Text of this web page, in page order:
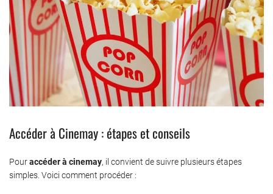
Accéder à Cinemay : étapes et conseils
Pouraccéder à cinemay, il convient de suivre plusieurs étapes
simples. Voici comment procéder :